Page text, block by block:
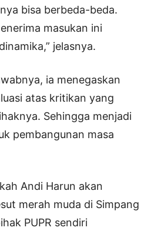
bisa berbeda-beda.
masukan ini
jelasnya.
ia menegaskan
atas kritikan yang
Sehingga menjadi
pembangunan masa
Andi Harun akan
merah muda di Simpang
PUPR sendiri